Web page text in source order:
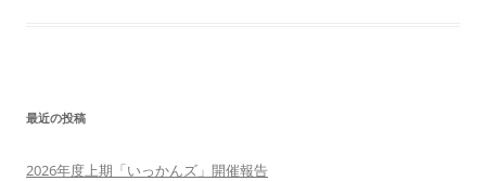
最近の投稿
2026年度上期「いっかんズ」開催報告